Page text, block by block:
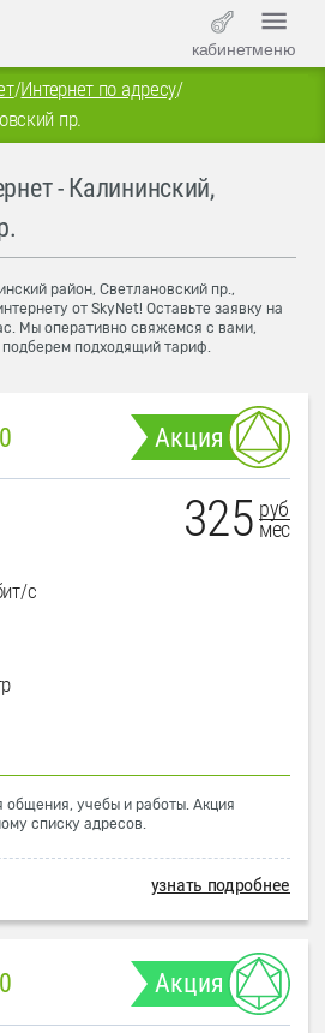
кабинетменю
/Интернет по адресу/
пр.
- Калининский,
район, Светлановский пр.,
от SkyNet! Оставьте заявку на
Мы оперативно свяжемся с вами,
подходящий тариф.
Акция
325 руб
мес
с
общения, учебы и работы. Акция
списку адресов.
узнать подробнее
Акция